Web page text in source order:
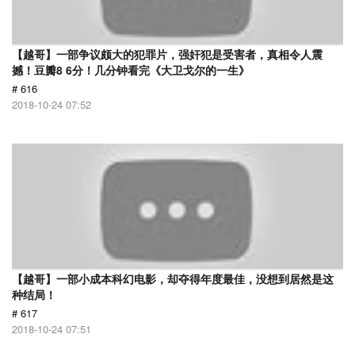
【越哥】一部争议颇大的犯罪片，强奸犯是受害者，真相令人震
撼！豆瓣8 6分！几分钟看完《大卫戈尔的一生》
# 616
2018-10-24 07:52
【越哥】一部小成本科幻电影，却夺得年度最佳，没想到居然是这
种结局！
# 617
2018-10-24 07:51